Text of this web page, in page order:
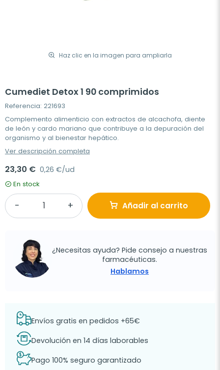
Haz clic en la imagen para ampliarla
Cumediet Detox 1 90 comprimidos
Referencia: 221693
Complemento alimenticio con extractos de alcachofa, diente
de león y cardo mariano que contribuye a la depuración del
organismo y al bienestar hepático.
Ver descripción completa
23,30 € 0,26 €/ud
En stock
Añadir al carrito
¿Necesitas ayuda? Pide consejo a nuestras
farmacéuticas.
Hablamos
Envíos gratis en pedidos +65€
Devolución en 14 días laborables
Pago 100% seguro garantizado